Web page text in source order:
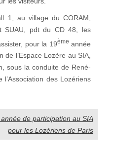
1, au village du CORAM,
SUAU, pdt du CD 48, les
pour la 19ème année
de l’Espace Lozère au SIA,
sous la conduite de René-
l’Association des Lozériens
de participation au SIA
pour les Lozériens de Paris